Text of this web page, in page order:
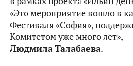
«Это мероприятие вошло в
Фестиваля «София»,
Комитетом уже много лет»,
Людмила Талабаева.